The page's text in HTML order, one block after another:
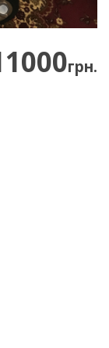
грн.